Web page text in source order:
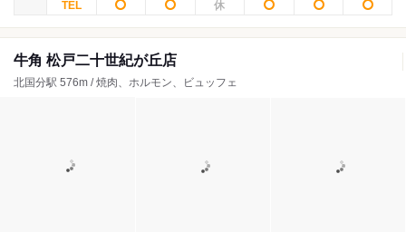
牛角 松戸二十世紀が丘店
北国分駅 576m / 焼肉、ホルモン、ビュッフェ